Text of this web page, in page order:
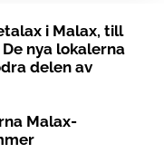
i Malax, till
nya lokalerna
delen av
Malax-